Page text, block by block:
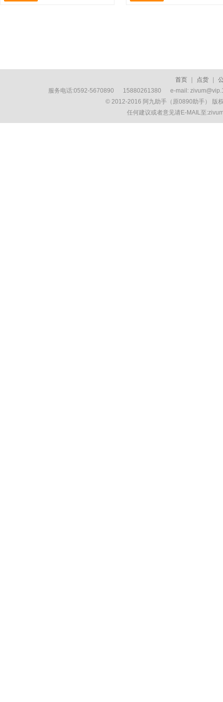
首页 点货
服务电话:0592-5670890 15880261380 e-mail:
© 2012-2016 阿九助手（原0890助手） 版
任何建议或者意见请E-MAIL至